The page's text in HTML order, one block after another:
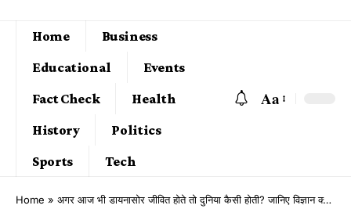
Home
Business
Educational
Events
Fact Check
Health
History
Politics
Sports
Tech
Aa
Home » अगर आज भी डायनासोर जीवित होते तो दुनिया कैसी होती? जानिए विज्ञान क्या कहता है